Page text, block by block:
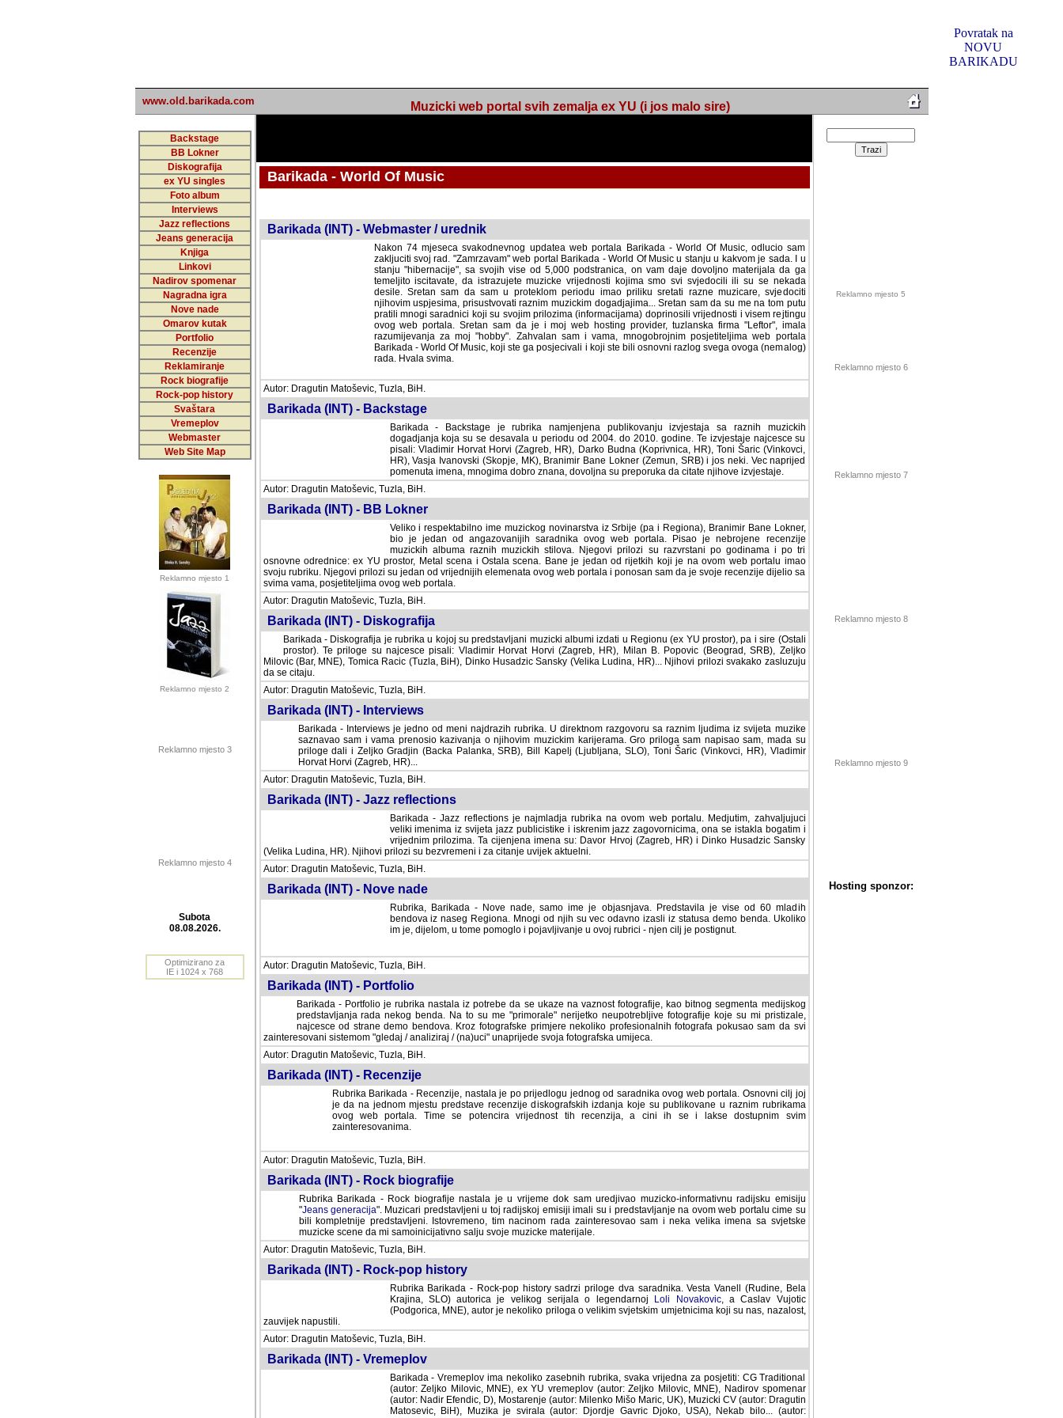
Povratak na
NOVU
BARIKADU
www.old.barikada.com Muzicki web portal svih zemalja ex YU (i jos malo sire)
Backstage
BB Lokner
Diskografija
ex YU singles
Foto album
Interviews
Jazz reflections
Jeans generacija
Knjiga
Linkovi
Nadirov spomenar
Nagradna igra
Nove nade
Omarov kutak
Portfolio
Recenzije
Reklamiranje
Rock biografije
Rock-pop history
Svaštara
Vremeplov
Webmaster
Web Site Map
Reklamno mjesto 1
Reklamno mjesto 2
Reklamno mjesto 3
Reklamno mjesto 4
Barikada - World Of Music
Barikada (INT) - Webmaster / urednik
Nakon 74 mjeseca svakodnevnog updatea web portala Barikada - World Of Music, odlucio sam
zakljuciti svoj rad. "Zamrzavam" web portal Barikada - World Of Music u stanju u kakvom je sada. I u
stanju "hibernacije", sa svojih vise od 5,000 podstranica, on vam daje dovoljno materijala da ga
temeljito iscitavate, da istrazujete muzicke vrijednosti kojima smo svi svjedocili ili su se nekada desile.
Sretan sam da sam u proteklom periodu imao priliku sretati razne muzicare, svjedociti njihovim
uspjesima, prisustvovati raznim muzickim dogadjajima... Sretan sam da su me na tom putu pratili
mnogi saradnici koji su svojim prilozima (informacijama) doprinosili vrijednosti i visem rejtingu ovog
web portala. Sretan sam da je i moj web hosting provider, tuzlanska firma "Leftor", imala
razumijevanja za moj "hobby". Zahvalan sam i vama, mnogobrojnim posjetiteljima web portala
Barikada - World Of Music, koji ste ga posjecivali i koji ste bili osnovni razlog svega ovoga (nemalog)
rada. Hvala svima.
Autor: Dragutin Matoševic, Tuzla, BiH.
Barikada (INT) - Backstage
Barikada - Backstage je rubrika namjenjena publikovanju izvjestaja sa raznih muzickih
dogadjanja koja su se desavala u periodu od 2004. do 2010. godine. Te izvjestaje najcesce su
pisali: Vladimir Horvat Horvi (Zagreb, HR), Darko Budna (Koprivnica, HR), Toni Šaric (Vinkovci,
HR), Vasja Ivanovski (Skopje, MK), Branimir Bane Lokner (Zemun, SRB) i jos neki. Vec naprijed
pomenuta imena, mnogima dobro znana, dovoljna su preporuka da citate njihove izvjestaje.
Autor: Dragutin Matoševic, Tuzla, BiH.
Barikada (INT) - BB Lokner
Veliko i respektabilno ime muzickog novinarstva iz Srbije (pa i Regiona), Branimir Bane Lokner,
bio je jedan od angazovanijih saradnika ovog web portala. Pisao je nebrojene recenzije muzickih
albuma raznih muzickih stilova. Njegovi prilozi su razvrstani po godinama i po tri osnovne
odrednice: ex YU prostor, Metal scena i Ostala scena. Bane je jedan od rijetkih koji je na ovom web portalu imao svoju rubriku.
Njegovi prilozi su jedan od vrijednijih elemenata ovog web portala i ponosan sam da je svoje recenzije dijelio sa svima vama,
posjetiteljima ovog web portala.
Autor: Dragutin Matoševic, Tuzla, BiH.
Barikada (INT) - Diskografija
Barikada - Diskografija je rubrika u kojoj su predstavljani muzicki albumi izdati u Regionu (ex YU prostor), pa i sire (Ostali
prostor). Te priloge su najcesce pisali: Vladimir Horvat Horvi (Zagreb, HR), Milan B. Popovic (Beograd, SRB), Zeljko Milovic
(Bar, MNE), Tomica Racic (Tuzla, BiH), Dinko Husadzic Sansky (Velika Ludina, HR)... Njihovi prilozi svakako zasluzuju da se
citaju.
Autor: Dragutin Matoševic, Tuzla, BiH.
Barikada (INT) - Interviews
Barikada - Interviews je jedno od meni najdrazih rubrika. U direktnom razgovoru sa raznim ljudima iz svijeta muzike
saznavao sam i vama prenosio kazivanja o njihovim muzickim karijerama. Gro priloga sam napisao sam, mada su
priloge dali i Zeljko Gradjin (Backa Palanka, SRB), Bill Kapelj (Ljubljana, SLO), Toni Šaric (Vinkovci, HR), Vladimir
Horvat Horvi (Zagreb, HR)...
Autor: Dragutin Matoševic, Tuzla, BiH.
Barikada (INT) - Jazz reflections
Barikada - Jazz reflections je najmladja rubrika na ovom web portalu. Medjutim, zahvaljujuci veliki
imenima iz svijeta jazz publicistike i iskrenim jazz zagovornicima, ona se istakla bogatim i
vrijednim prilozima. Ta cijenjena imena su: Davor Hrvoj (Zagreb, HR) i Dinko Husadzic Sansky
(Velika Ludina, HR). Njihovi prilozi su bezvremeni i za citanje uvijek aktuelni.
Autor: Dragutin Matoševic, Tuzla, BiH.
Barikada (INT) - Nove nade
Rubrika, Barikada - Nove nade, samo ime je objasnjava. Predstavila je vise od 60 mladih
bendova iz naseg Regiona. Mnogi od njih su vec odavno izasli iz statusa demo benda. Ukoliko im
je, dijelom, u tome pomoglo i pojavljivanje u ovoj rubrici - njen cilj je postignut.
Autor: Dragutin Matoševic, Tuzla, BiH.
Barikada (INT) - Portfolio
Barikada - Portfolio je rubrika nastala iz potrebe da se ukaze na vaznost fotografije, kao bitnog segmenta medijskog
predstavljanja rada nekog benda. Na to su me "primorale" nerijetko neupotrebljive fotografije koje su mi pristizale,
najcesce od strane demo bendova. Kroz fotografske primjere nekoliko profesionalnih fotografa pokusao sam da svi
zainteresovani sistemom "gledaj / analiziraj / (na)uci" unaprijede svoja fotografska umijeca.
Autor: Dragutin Matoševic, Tuzla, BiH.
Barikada (INT) - Recenzije
Rubrika Barikada - Recenzije, nastala je po prijedlogu jednog od saradnika ovog web portala. Osnovni cilj joj
je da na jednom mjestu predstave recenzije diskografskih izdanja koje su publikovane u raznim rubrikama
ovog web portala. Time se potencira vrijednost tih recenzija, a cini ih se i lakse dostupnim svim
zainteresovanima.
Autor: Dragutin Matoševic, Tuzla, BiH.
Barikada (INT) - Rock biografije
Rubrika Barikada - Rock biografije nastala je u vrijeme dok sam uredjivao muzicko-informativnu radijsku emisiju
"Jeans generacija". Muzicari predstavljeni u toj radijskoj emisiji imali su i predstavljanje na ovom web portalu cime su
bili kompletnije predstavljeni. Istovremeno, tim nacinom rada zainteresovao sam i neka velika imena sa svjetske
muzicke scene da mi samoinicijativno salju svoje muzicke materijale.
Autor: Dragutin Matoševic, Tuzla, BiH.
Barikada (INT) - Rock-pop history
Rubrika Barikada - Rock-pop history sadrzi priloge dva saradnika. Vesta Vanell (Rudine, Bela
Krajina, SLO) autorica je velikog serijala o legendarnoj
Loli Novakovic, a Caslav Vujotic
(Podgorica, MNE), autor je nekoliko priloga o velikim svjetskim umjetnicima koji su nas, nazalost,
zauvijek napustili.
Autor: Dragutin Matoševic, Tuzla, BiH.
Barikada (INT) - Vremeplov
Barikada - Vremeplov ima nekoliko zasebnih rubrika, svaka vrijedna za posjetiti: CG Traditional
(autor: Zeljko Milovic, MNE), ex YU vremeplov (autor: Zeljko Milovic, MNE), Nadirov spomenar
(autor: Nadir Efendic, D), Mostarenje (autor: Milenko Mišo Maric, UK), Muzicki CV (autor: Dragutin
Matosevic, BiH), Muzika je svirala (autor: Djordje Gavric Djoko, USA), Nekab bilo... (autor: